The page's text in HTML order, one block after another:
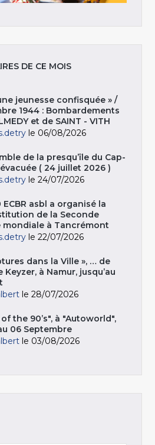
DE CE MOIS
jeunesse confisquée » /
1944 : Bombardements
et de SAINT - VITH
le 06/08/2026
de la presqu’île du Cap-
( 24 juillet 2026 )
le 24/07/2026
ECBR asbl a organisé la
de la Seconde
mondiale à Tancrémont
le 22/07/2026
dans la Ville », … de
Keyzer, à Namur, jusqu’au
le 28/07/2026
the 90’s", à "Autoworld",
06 Septembre
le 03/08/2026